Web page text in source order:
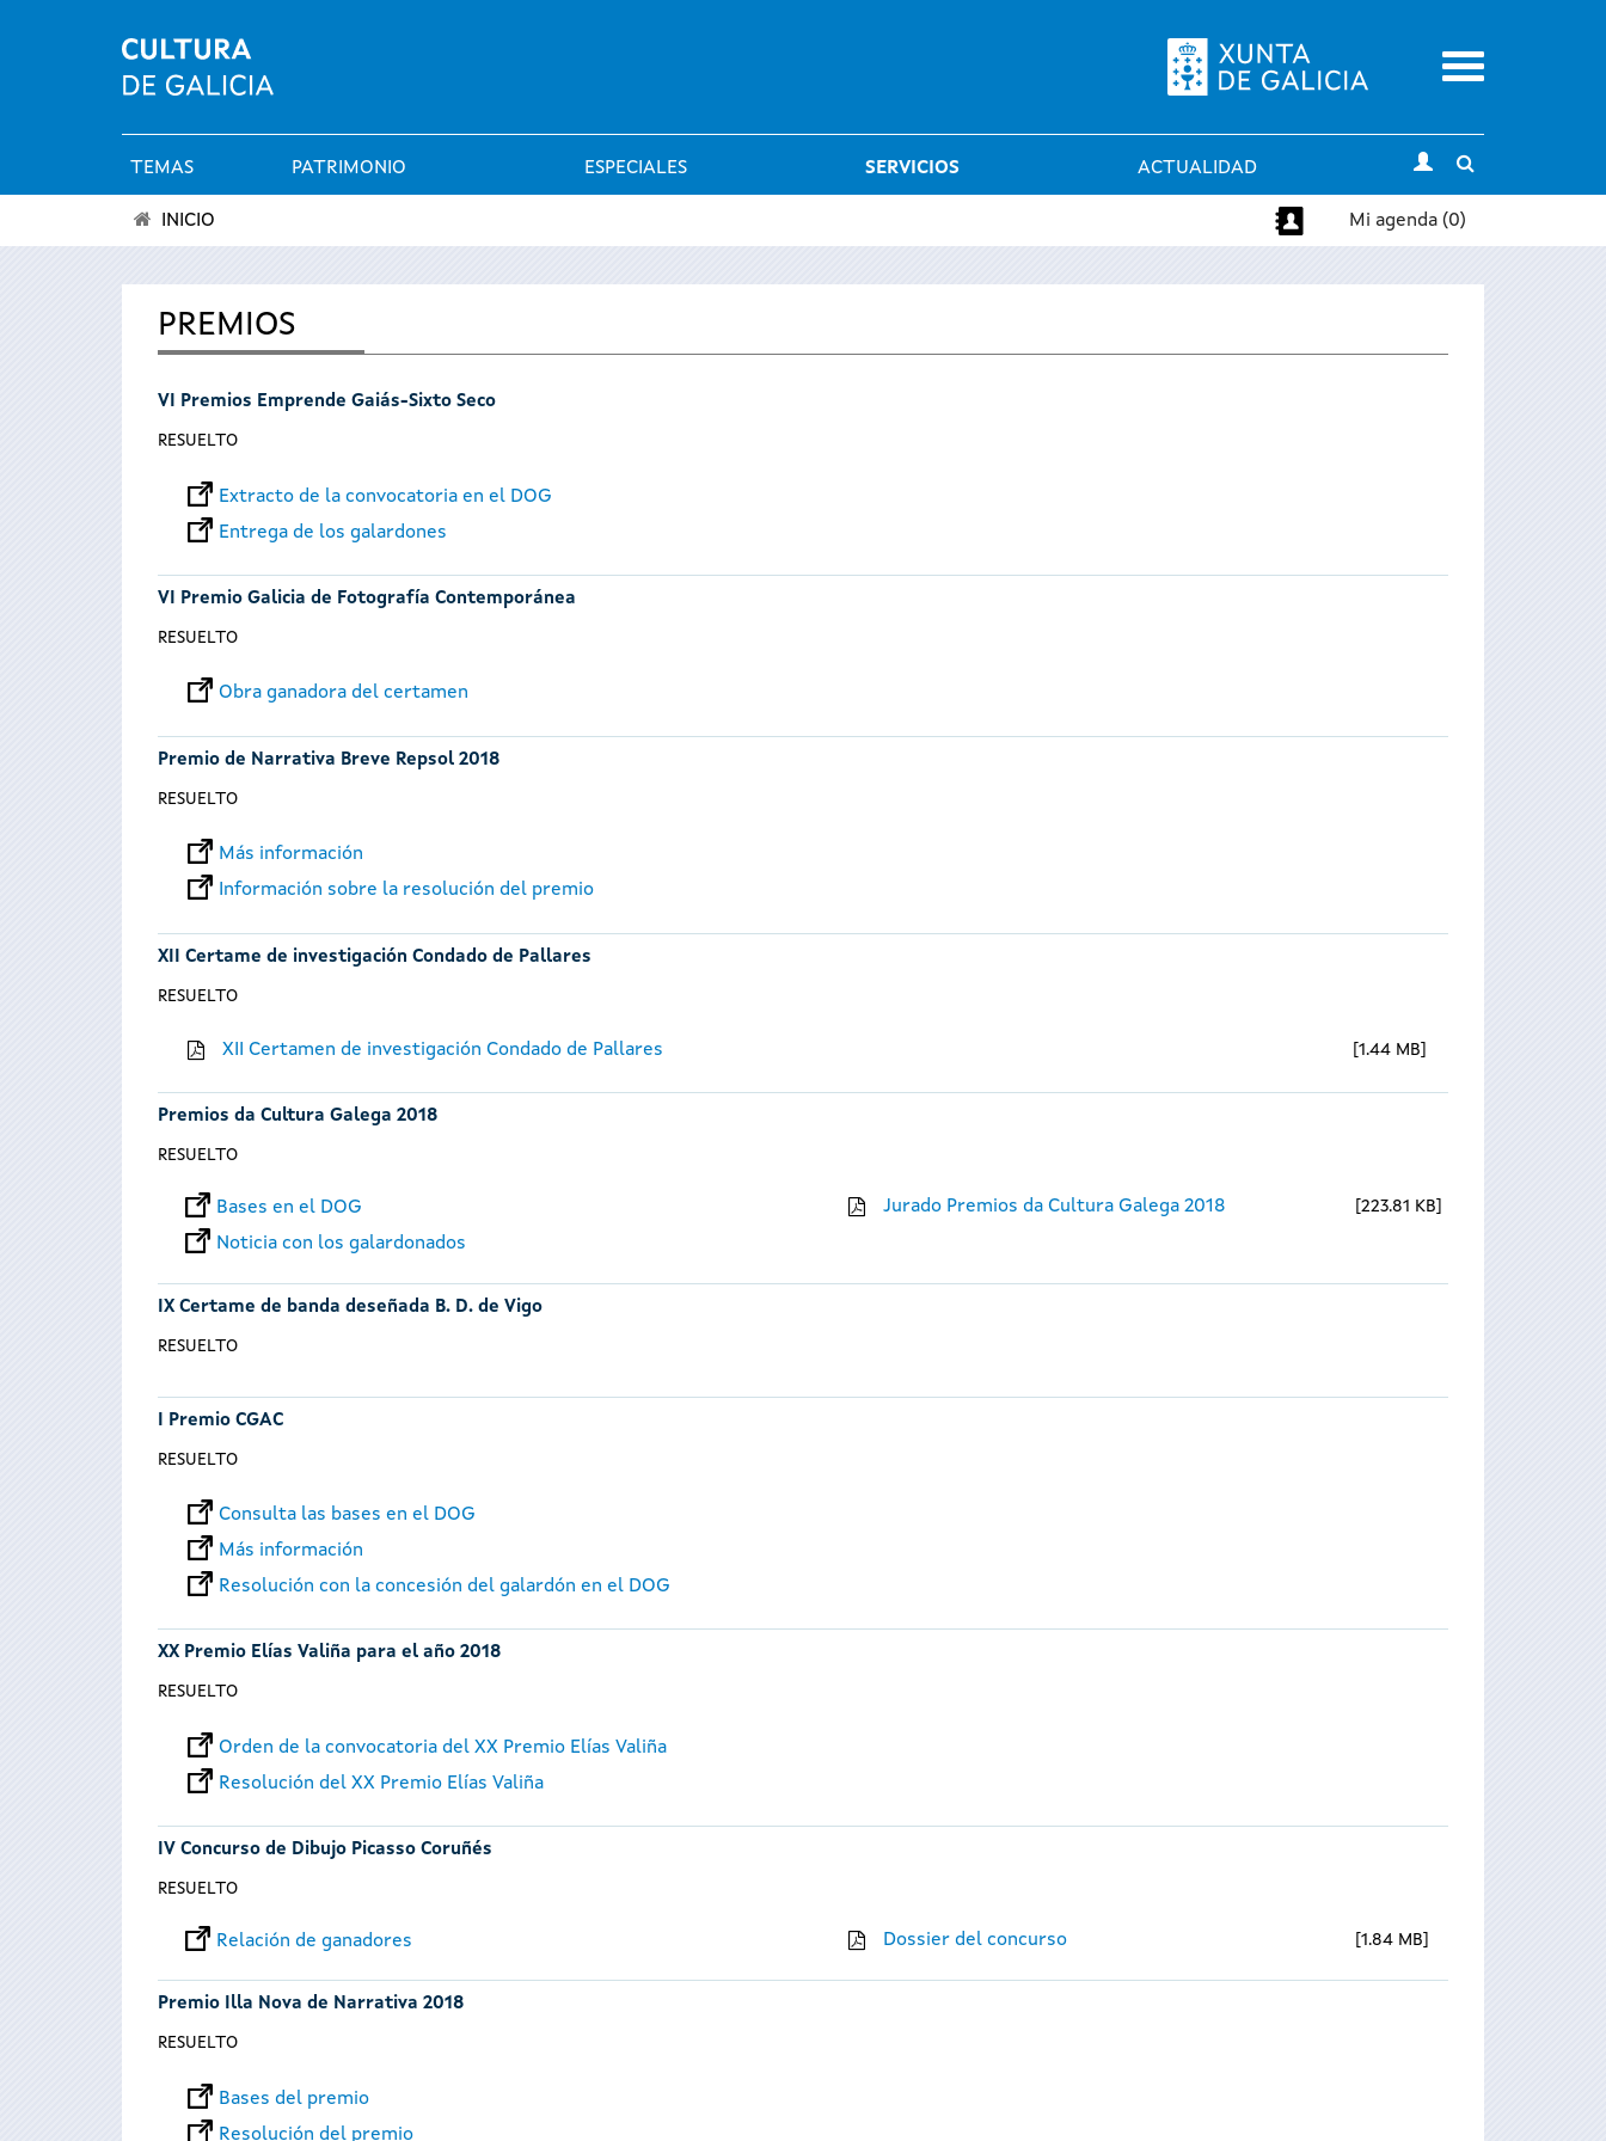
Menu
Menú
principal
TEMAS PATRIMONIO ESPECIALES SERVICIOS ACTUALIDAD
search
encuentra
aquí
INICIO Mi agenda (0)
PREMIOS
VI Premios Emprende Gaiás-Sixto Seco
RESUELTO
Extracto de la convocatoria en el DOG
Entrega de los galardones
VI Premio Galicia de Fotografía Contemporánea
RESUELTO
Obra ganadora del certamen
Premio de Narrativa Breve Repsol 2018
RESUELTO
Más información
Información sobre la resolución del premio
XII Certame de investigación Condado de Pallares
RESUELTO
XII Certamen de investigación Condado de Pallares 1.44 MB
Premios da Cultura Galega 2018
RESUELTO
Bases en el DOG
Noticia con los galardonados
Jurado Premios da Cultura Galega 2018 223.81 KB
IX Certame de banda deseñada B. D. de Vigo
RESUELTO
I Premio CGAC
RESUELTO
Consulta las bases en el DOG
Más información
Resolución con la concesión del galardón en el DOG
XX Premio Elías Valiña para el año 2018
RESUELTO
Orden de la convocatoria del XX Premio Elías Valiña
Resolución del XX Premio Elías Valiña
IV Concurso de Dibujo Picasso Coruñés
RESUELTO
Relación de ganadores Dossier del concurso 1.84 MB
Premio Illa Nova de Narrativa 2018
RESUELTO
Bases del premio
Resolución del premio